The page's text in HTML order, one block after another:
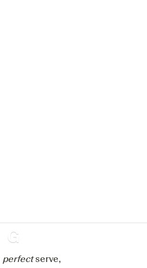
Ginventory
perfectserve,